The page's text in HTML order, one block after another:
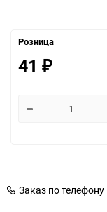
Розница
41 ₽
Заказ по телефону